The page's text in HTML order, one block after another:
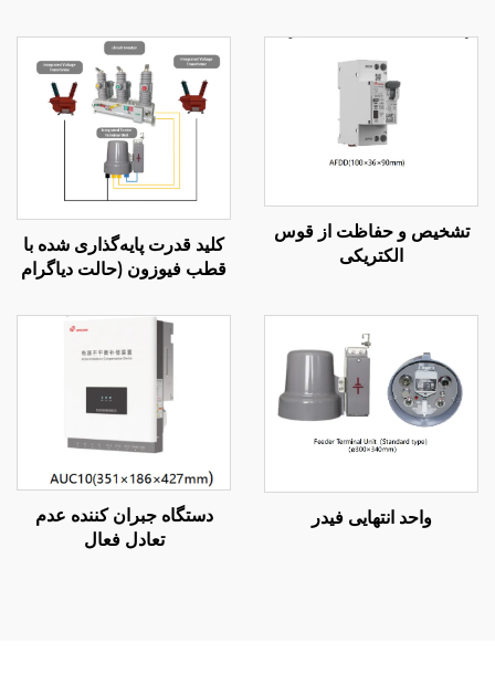
تشخیص و حفاظت از قوس
الکتریکی
کلید قدرت پایه‌گذاری شده با
قطب فیوزون (حالت دیاگرام
واحد انتهایی فیدر
دستگاه جبران کننده عدم
تعادل فعال